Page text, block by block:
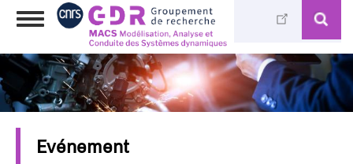
Aller
principal
Toggle
Evénement